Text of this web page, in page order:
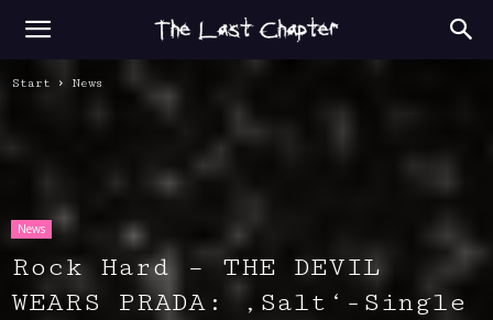
Start News
News
Rock Hard – THE DEVIL
WEARS PRADA: ‚Salt‘-Single